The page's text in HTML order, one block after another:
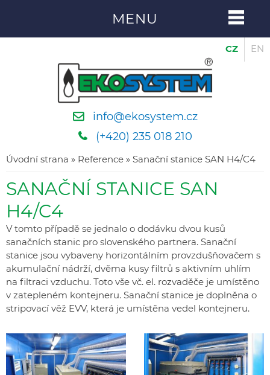
info@ekosystem.cz
(+420) 235 018 210
CZ EN
MENU
Úvodní strana » Reference » Sanační stanice SAN H4/C4
SANAČNÍ STANICE SAN
H4/C4
V tomto případě se jednalo o dodávku dvou kusů
sanačních stanic pro slovenského partnera. Sanační
stanice jsou vybaveny horizontálním provzdušňovačem s
akumulační nádrží, dvěma kusy filtrů s aktivním uhlím
na filtraci vzduchu. Toto vše vč. el. rozvaděče je umístěno
v zatepleném kontejneru. Sanační stanice je doplněna o
stripovací věž EVV, která je umístěna vedel kontejneru.